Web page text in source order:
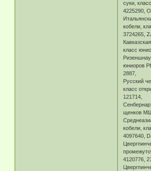
суки,
4225290,
кобели,
3724265,
класс
юниоров
2887,
Русский
класс
121714,
щенков
кобели,
4097640,
4120776,